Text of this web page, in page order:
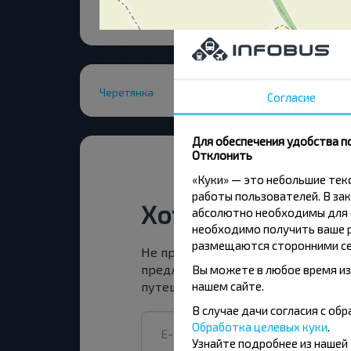
Черетянка
Хотите
Не пропусти специальные акции,
предложения INFOBUS.
путешествуй с нами дешевле!
Согласие
Для обеспечения удобства
Отклонить
«Куки» — это небольшие
работы пользователей. В
абсолютно необходимы для
необходимо получить ваше
размещаются сторонними
Вы можете в любое время
нашем сайте.
В случае дачи согласия с
Обработка целевых куки
Узнайте подробнее из нашей